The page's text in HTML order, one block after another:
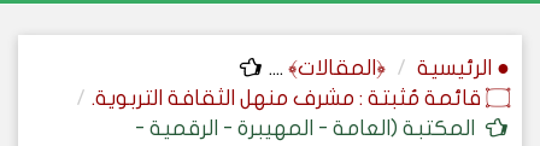
● الرئيسية ﴿المقالات﴾ ....
۝ قائمة مُثبتة : مشرف منهل الثقافة التربوية.
المكتبة (العامة - المهيبرة - الرقمية -